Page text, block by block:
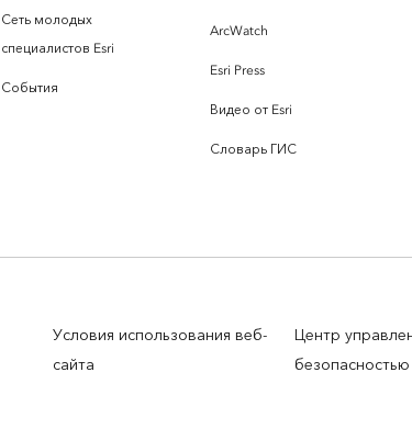
Сеть молодых
специалистов Esri
События
ArcWatch
Esri Press
Видео от Esri
Словарь ГИС
Условия использования веб-
сайта
Центр
безопасностью